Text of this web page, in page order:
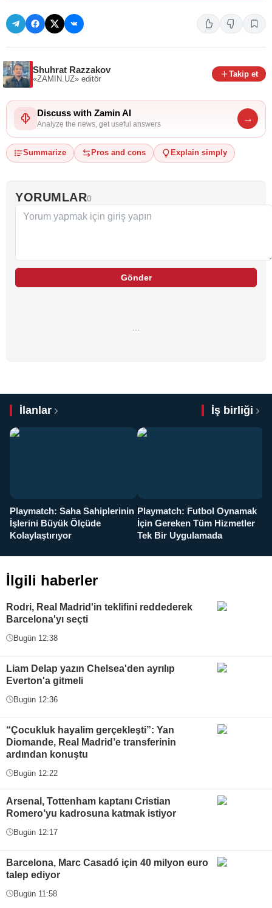
Shuhrat Razzakov
«ZAMIN.UZ» editör
Takip et
Discuss with Zamin AI
Analyze the news, get useful answers
→
Summarize Pros and cons Explain simply
YORUMLAR0
Gönder
İlanlar İş birliği
Playmatch: Saha Sahiplerinin
İşlerini Büyük Ölçüde
Kolaylaştırıyor
Playmatch: Futbol Oynamak
İçin Gereken Tüm Hizmetler
Tek Bir Uygulamada
İlgili haberler
Rodri, Real Madrid'in teklifini reddederek
Barcelona'yı seçti
Bugün 12:38
Liam Delap yazın Chelsea'den ayrılıp
Everton'a gitmeli
Bugün 12:36
“Çocukluk hayalim gerçekleşti”: Yan
Diomande, Real Madrid’e transferinin
ardından konuştu
Bugün 12:22
Arsenal, Tottenham kaptanı Cristian
Romero’yu kadrosuna katmak istiyor
Bugün 12:17
Barcelona, Marc Casadó için 40 milyon euro
talep ediyor
Bugün 11:58